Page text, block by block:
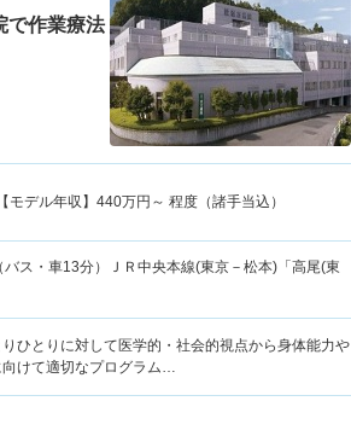
で作業療法
モデル年収】 440万円～ 程度（諸手当込）
バス・車13分）ＪＲ中央本線(東京－松本)「高尾(東
ひとりに対して医学的・社会的視点から身体能力や
けて適切なプログラム…